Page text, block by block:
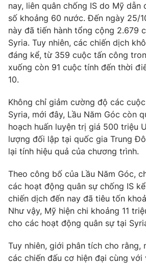
Góc doanh nghiệp
Truyền hình
Phim VTV
Hậu trường
Nhân vật
Giải sao mai
Giải trí
Điện ảnh
Âm nhạc
Sao
Đời sống
Làm đẹp
Chất lượng cuộc sống
Giáo dục
Tuyển sinh
Học trực tuyến
Công nghệ
Hitech Công nghệ tương lai
Sản phẩm
Thị trường
Tư vấn
Giao lưu trực tuyến
Lịch phát sóng
Chuyên mục khác
Emagazine Podcast
nay, liên quân chống IS do Mỹ dẫn
số khoảng 60 nước. Đến ngày 25/
này đã tiến hành tổng cộng 2.679
Syria. Tuy nhiên, các chiến dịch
đáng kể, từ 359 cuộc tấn công
xuống còn 91 cuộc tính đến thời
10.
Không chỉ giảm cường độ các
Syria, mới đây, Lầu Năm Góc còn
hoạch huấn luyện trị giá 500 triệu
lượng đối lập tại quốc gia Trung
lại tính hiệu quả của chương trình.
Theo công bố của Lầu Năm Góc,
các hoạt động quân sự chống IS
chiến dịch đến nay đã tiêu tốn
Như vậy, Mỹ hiện chi khoảng 11
cho các hoạt động quân sự tại
Tuy nhiên, giới phân tích cho rằng,
các chiến đấu cơ hiện đại cùng